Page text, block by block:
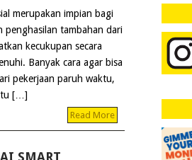
merupakan impian bagi
penghasilan tambahan dari
kecukupan secara
Banyak cara agar bisa
pekerjaan paruh waktu,
[…]
Read More
SMART